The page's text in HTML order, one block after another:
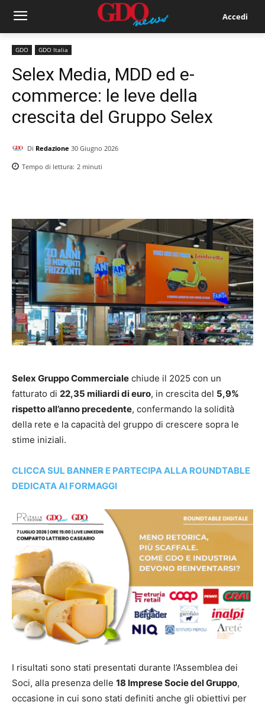
Accedi
GDO GDO Italia
Selex Media, MDD ed e-
commerce: le leve della
crescita del Gruppo Selex
Di Redazione 30 Giugno 2026
Tempo di lettura: 2 minuti
Selex Gruppo Commerciale chiude il 2025 con un
fatturato di 22,35 miliardi di euro, in crescita del 5,9%
rispetto all’anno precedente, confermando la solidità
della rete e la capacità del gruppo di crescere sopra le
stime iniziali.
CLICCA SUL BANNER E PARTECIPA ALLA ROUNDTABLE
DEDICATA AI FORMAGGI
I risultati sono stati presentati durante l’Assemblea dei
Soci, alla presenza delle 18 Imprese Socie del Gruppo,
occasione in cui sono stati definiti anche gli obiettivi per